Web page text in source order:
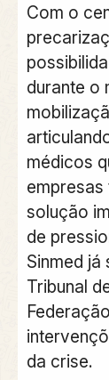
Com o
durante o
médicos
empresas
solução
de
Sinmed
Tribunal
da crise.